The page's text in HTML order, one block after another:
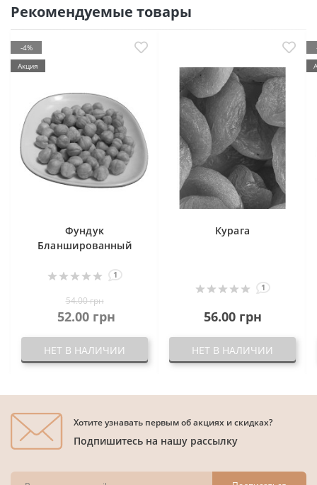
Рекомендуемые товары
-4%
Акция
Фундук
Бланшированный
1
54.00 грн
52.00 грн
НЕТ В НАЛИЧИИ
Курага
1
56.00 грн
НЕТ В НАЛИЧИИ
Хотите узнавать первым об акциях и скидках?
Подпишитесь на нашу рассылку